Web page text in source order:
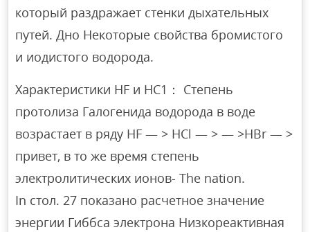
который раздражает стенки дыхательных
путей. Дно Некоторые свойства бромистого
и иодистого водорода.
Характеристики HF и НС1： Степень
протолиза Галогенида водорода в воде
возрастает в ряду HF — > HCl — > — >HBr — >
привет, в то же время степень
электролитических ионов- The nation.
In стол. 27 показано расчетное значение
энергии Гиббса электрона Низкореактивная